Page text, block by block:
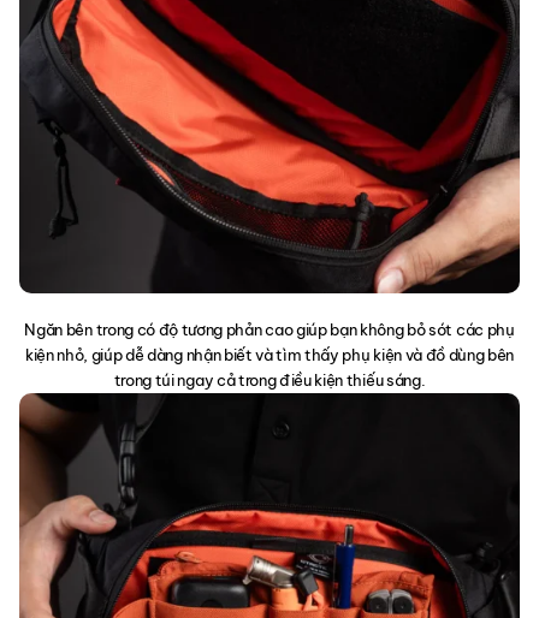
Ngăn bên trong có độ tương phản cao giúp bạn không bỏ sót các phụ
kiện nhỏ, giúp dễ dàng nhận biết và tìm thấy phụ kiện và đồ dùng bên
trong túi ngay cả trong điều kiện thiếu sáng.